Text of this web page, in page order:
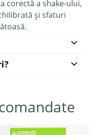
corectă a shake-ului,
și sfaturi